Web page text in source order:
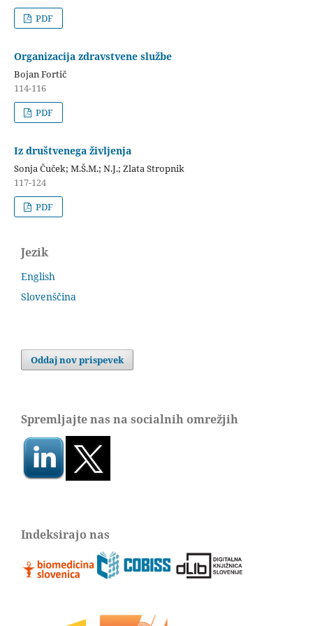
PDF
Organizacija zdravstvene službe
Bojan Fortič
114-116
PDF
Iz društvenega življenja
Sonja Čuček; M.Š.M.; N.J.; Zlata Stropnik
117-124
PDF
Jezik
English
Slovenščina
Oddaj nov prispevek
Spremljajte nas na socialnih omrežjih
Indeksirajo nas